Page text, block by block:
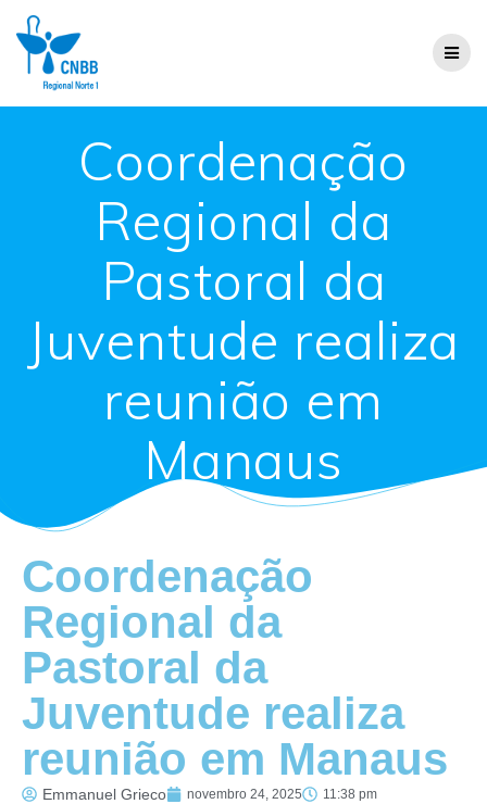
Coordenação
Regional da
Pastoral da
Juventude realiza
reunião em
Manaus
Coordenação
Regional da
Pastoral da
Juventude realiza
reunião em Manaus
Emmanuel Grieco novembro 24, 2025 11:38 pm